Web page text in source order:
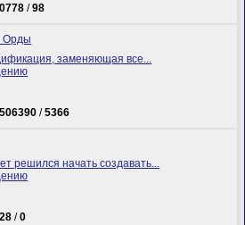
/98
Орды
заменяющая все...
/5366
решился начать создавать...
/0